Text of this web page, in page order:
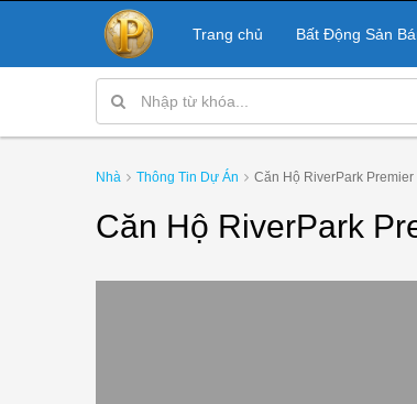
Trang chủ Bất Động Sản
Nhà Thông Tin Dự Án Căn Hộ RiverPark Premier
Căn Hộ RiverPark